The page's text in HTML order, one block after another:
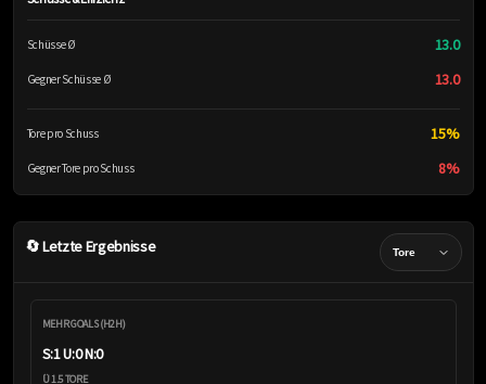
Schüsse Ø 13.0
Gegner Schüsse Ø 13.0
Tore pro Schuss 15%
Gegner Tore pro Schuss 8%
🔄 Letzte Ergebnisse
MEHR GOALS (H2H)
S:1 U:0 N:0
Ü 1.5 TORE